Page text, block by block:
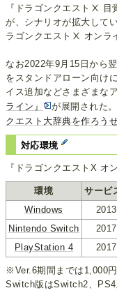
『ドラゴンクエストⅩ 目
が、シナリオが拡大して
ラゴンクエストⅩ オンラ
なお2022年9月15日から
をスタンドアローン向け
イス追加などさまざまな
ライン』
が展開された
クエスト大辞典を作ろうぜ
対応環境
『ドラゴンクエストX オ
環境 サービ
Windows
Nintendo Switch
PlayStation 4
※Ver.6期間までは1,000
Switch版はSwitch2、